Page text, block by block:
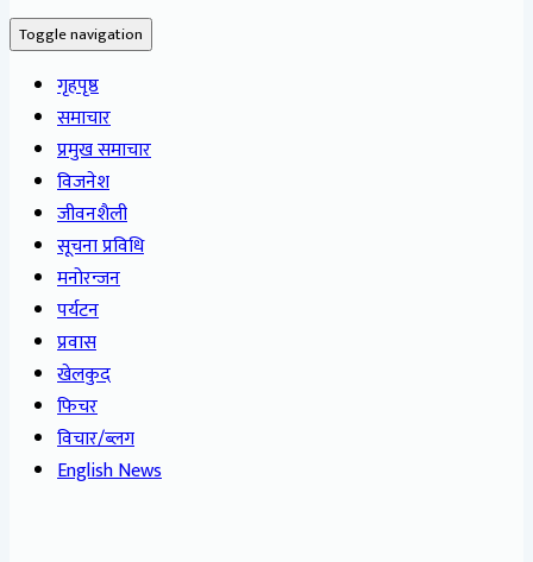
Toggle navigation
गृहपृष्ठ
समाचार
प्रमुख समाचार
विजनेश
जीवनशैली
सूचना प्रविधि
मनोरन्जन
पर्यटन
प्रवास
खेलकुद
फिचर
विचार/ब्लग
English News